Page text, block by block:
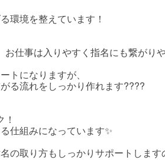
環境を整えています！
仕事は入りやすく指名にも繋がり
トになりますが、
る流れをしっかり作れます????
仕組みになっています✨
の取り方もしっかりサポートします